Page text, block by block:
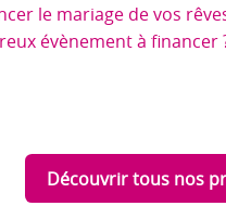
le mariage de vos
évènement à financer
Découvrir tous nos